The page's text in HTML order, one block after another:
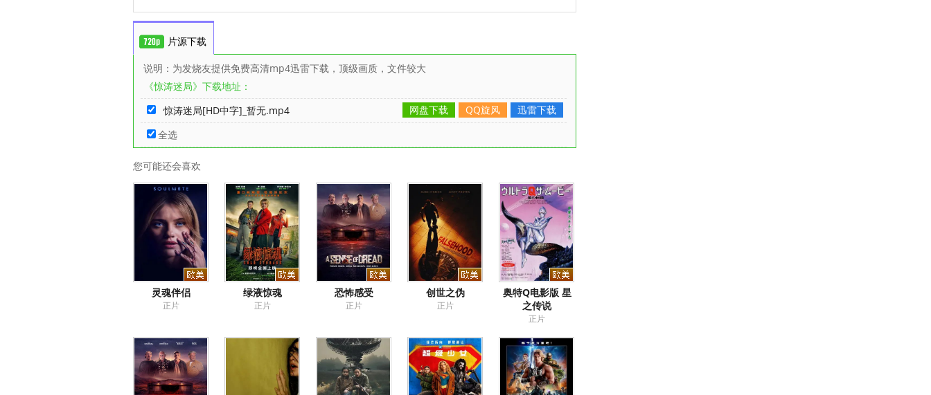
片源下载
说明：为发烧友提供免费高清mp4迅雷下载，顶级画质，文件较大
《惊涛迷局》下载地址：
惊涛迷局[HD中字]_暂无.mp4
迅雷下载
QQ旋风
网盘下载
全选
您可能还会喜欢
灵魂伴侣
正片
绿液惊魂
正片
恐怖感受
正片
创世之伪
正片
奥特Q电影版 星
之传说
正片